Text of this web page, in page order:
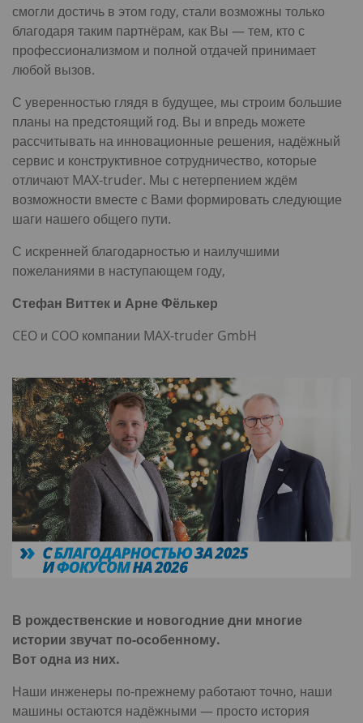
смогли достичь в этом году, стали возможны только
благодаря таким партнёрам, как Вы — тем, кто с
профессионализмом и полной отдачей принимает
любой вызов.
С уверенностью глядя в будущее, мы строим большие
планы на предстоящий год. Вы и впредь можете
рассчитывать на инновационные решения, надёжный
сервис и конструктивное сотрудничество, которые
отличают MAX-truder. Мы с нетерпением ждём
возможности вместе с Вами формировать следующие
шаги нашего общего пути.
С искренней благодарностью и наилучшими
пожеланиями в наступающем году,
Стефан Виттек и Арне Фёлькер
CEO и COO компании MAX-truder GmbH
В рождественские и новогодние дни многие
истории звучат по-особенному.
Вот одна из них.
Наши инженеры по-прежнему работают точно, наши
машины остаются надёжными — просто история